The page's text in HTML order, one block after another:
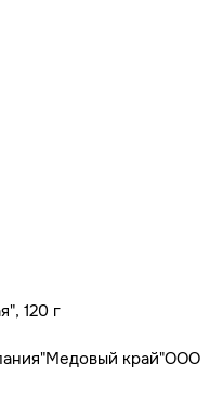
120 г
край"ООО